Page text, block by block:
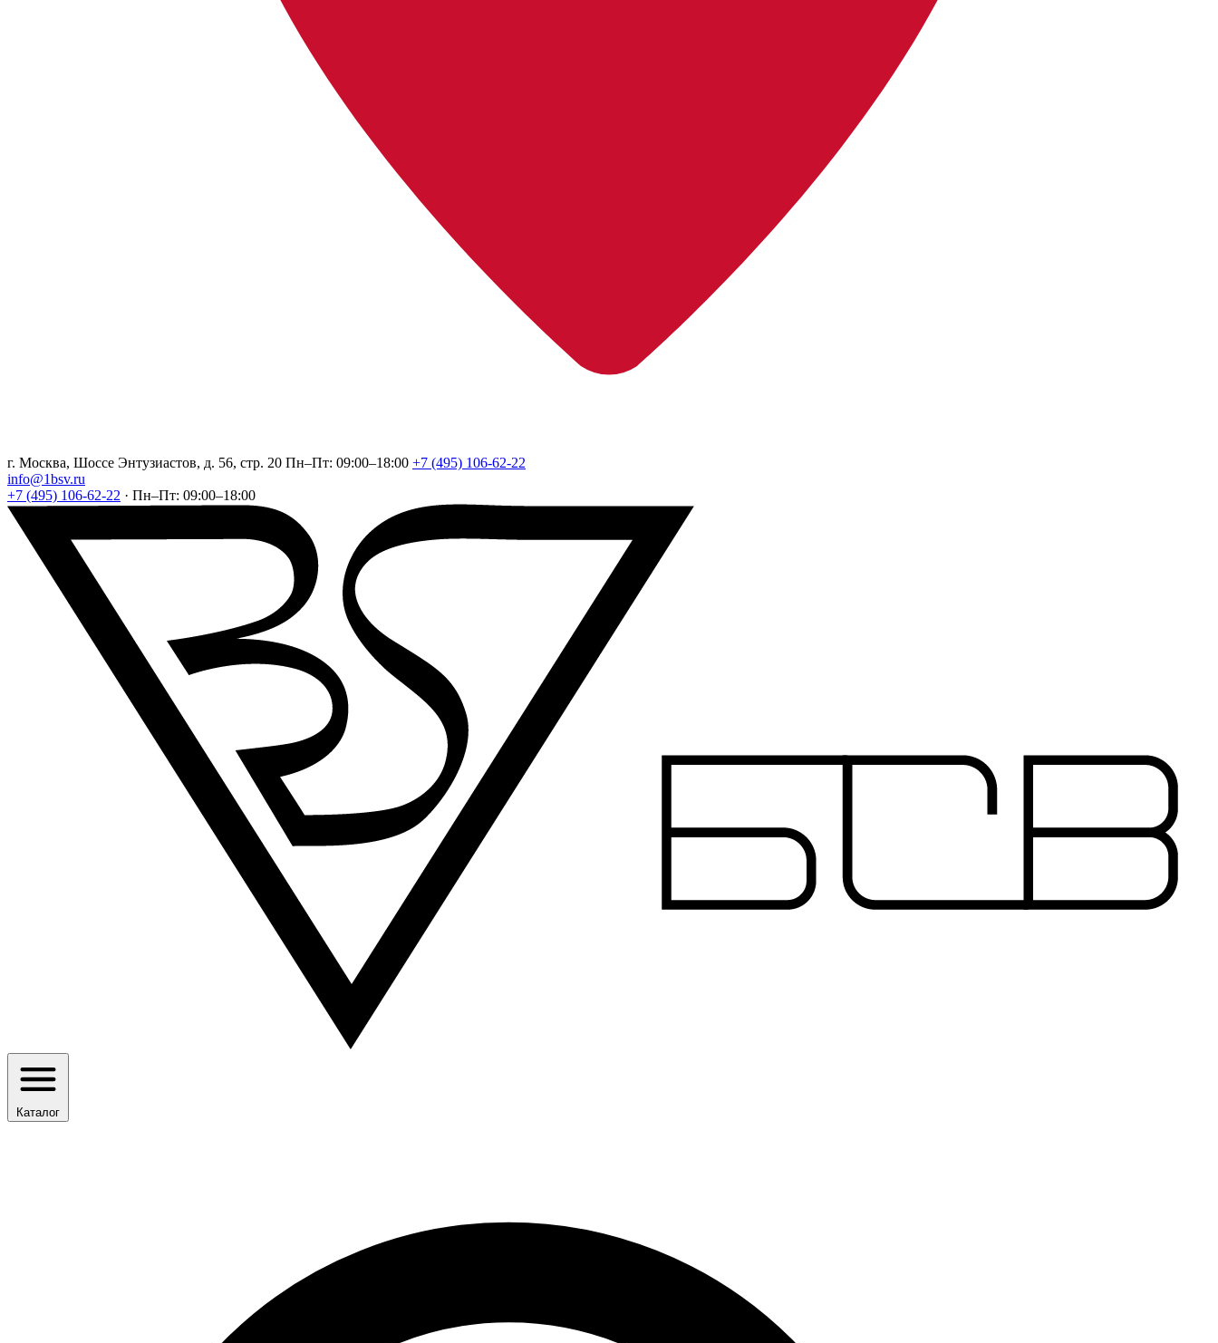
г. Москва, Шоссе Энтузиастов, д. 56, стр. 20 Пн–Пт: 09:00–18:00 +7 (495) 106-62-22
info@1bsv.ru
+7 (495) 106-62-22 · Пн–Пт: 09:00–18:00
Каталог